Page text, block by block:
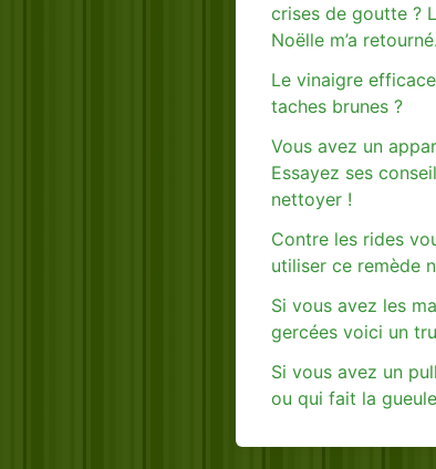
crises de goutte ?
Noëlle m’a
Le vinaigre
taches brunes ?
Vous avez un
Essayez ses
nettoyer !
Contre les rides
utiliser ce remède
Si vous avez les
gercées voici un
Si vous avez un
ou qui fait la